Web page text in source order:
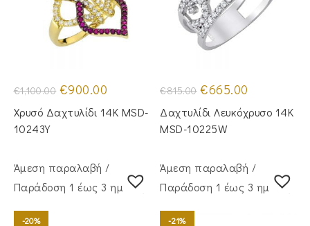
€1,100.00 Original
price
€1,100.00.
€900.00
τιμή
είναι:
Χρυσό Δαχτυλίδι 14Κ MSD-
10243Y
€815.00 Original
price
was:
€815.00.
€665.00
είναι:
Δαχτυλίδι Λευκόχρυσο 14Κ
MSD-10225W
Άμεση παραλαβή /
Παράδoση 1 έως 3 ημέρες
-20%
Άμεση παραλαβή /
Παράδoση 1 έως 3 ημέρες
-21%